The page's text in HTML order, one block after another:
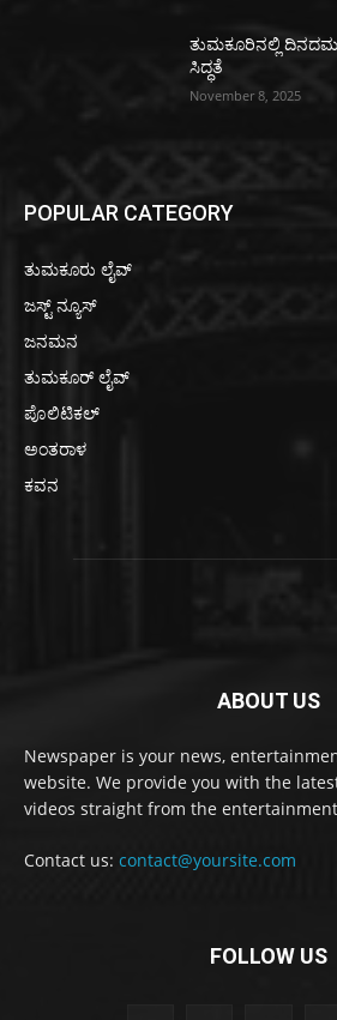
ತುಮಕೂರಿನಲ್ಲಿ
ಸಿದ್ಧತೆ
November 8, 2025
POPULAR CATEGORY
ತುಮಕೂರು ಲೈವ್
ಜಸ್ಟ್ ನ್ಯೂಸ್
ಜನಮನ
ತುಮಕೂರ್ ಲೈವ್
ಪೊಲಿಟಿಕಲ್
ಅಂತರಾಳ
ಕವನ
ABOUT US
Newspaper is your news,
website. We provide you with the
videos straight from the
Contact us: contact@yoursite.com
FOLLOW US